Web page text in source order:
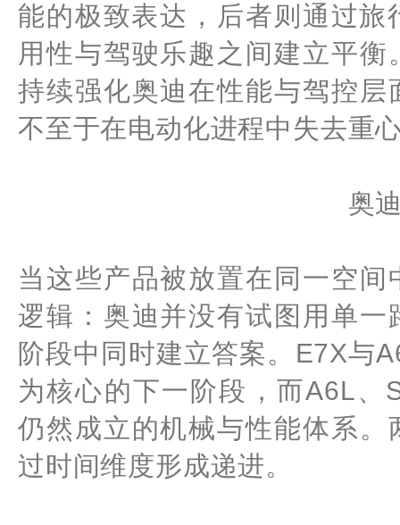
能的极致表达，后者则通过
用性与驾驶乐趣之间建立平
持续强化奥迪在性能与驾控
不至于在电动化进程中失去重
奥
当这些产品被放置在同一空
逻辑：奥迪并没有试图用单
阶段中同时建立答案。E7X与
为核心的下一阶段，而A6L、
仍然成立的机械与性能体系
过时间维度形成递进。